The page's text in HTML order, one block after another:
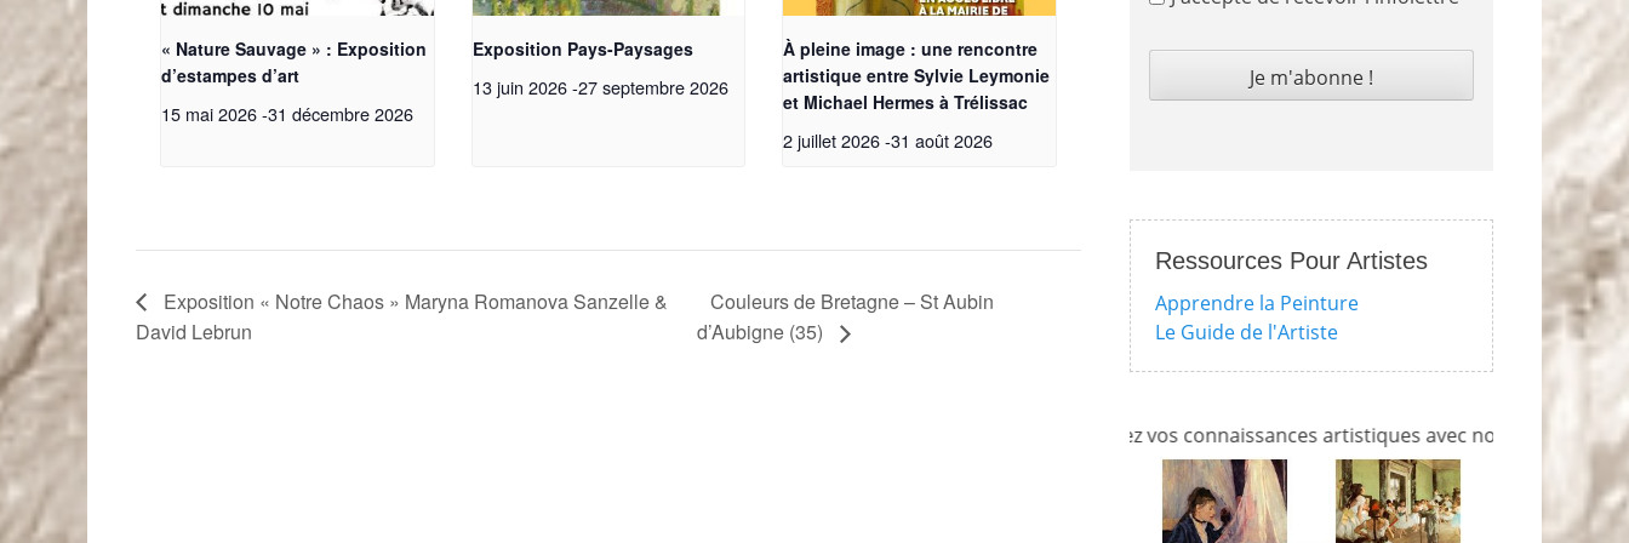
« Nature Sauvage » : Exposition
d’estampes d’art
15 mai 2026-31 décembre 2026
Exposition Pays-Paysages
13 juin 2026 -27 septembre 2026
À pleine image : une rencontre
artistique entre Sylvie Leymonie
et Michael Hermes à Trélissac
2 juillet 2026-31 août 2026
Exposition « Notre Chaos » Maryna Romanova Sanzelle &
David Lebrun
Couleurs de Bretagne – St Aubin
d’Aubigne (35)
Ressources Pour Artistes
Apprendre la Peinture
Le Guide de l'Artiste
Testez vos connaissances artistiques avec nos quizzes sur